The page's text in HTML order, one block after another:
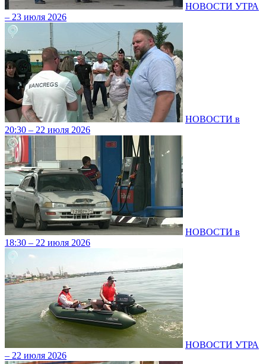
НОВОСТИ УТРА
– 23 июля 2026
НОВОСТИ в
20:30 – 22 июля 2026
НОВОСТИ в
18:30 – 22 июля 2026
НОВОСТИ УТРА
– 22 июля 2026